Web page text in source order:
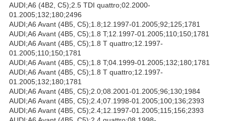
AUDI;A6 (4B2, C5);2.5 TDI quattro;02.2000-
01.2005;132;180;2496
AUDI;A6 Avant (4B5, C5);1.8;12.1997-01.2005;92;125;1781
AUDI;A6 Avant (4B5, C5);1.8 T;12.1997-01.2005;110;150;1781
AUDI;A6 Avant (4B5, C5);1.8 T quattro;12.1997-
01.2005;110;150;1781
AUDI;A6 Avant (4B5, C5);1.8 T;04.1999-01.2005;132;180;1781
AUDI;A6 Avant (4B5, C5);1.8 T quattro;12.1997-
01.2005;132;180;1781
AUDI;A6 Avant (4B5, C5);2.0;08.2001-01.2005;96;130;1984
AUDI;A6 Avant (4B5, C5);2.4;07.1998-01.2005;100;136;2393
AUDI;A6 Avant (4B5, C5);2.4;12.1997-01.2005;115;156;2393